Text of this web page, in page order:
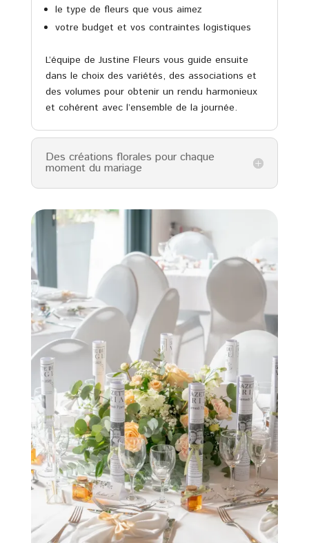
le type de fleurs que vous aimez
votre budget et vos contraintes logistiques
L’équipe de Justine Fleurs vous guide ensuite
dans le choix des variétés, des associations et
des volumes pour obtenir un rendu harmonieux
et cohérent avec l’ensemble de la journée.
Des créations florales pour chaque
moment du mariage